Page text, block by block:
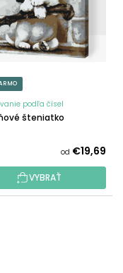
podľa čísel
šteniatko
od €19,69
VYBRAŤ